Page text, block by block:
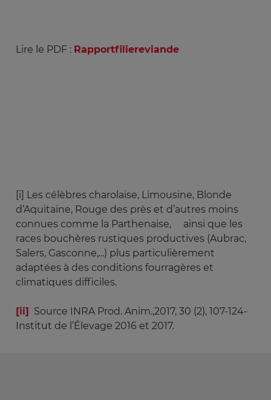
Lire le PDF : Rapportfiliereviande
[i] Les célèbres charolaise, Limousine, Blonde
d’Aquitaine, Rouge des près et d’autres moins
connues comme la Parthenaise, ainsi que les
races bouchères rustiques productives (Aubrac,
Salers, Gasconne,...) plus particulièrement
adaptées à des conditions fourragères et
climatiques difficiles.
[ii] Source INRA Prod. Anim.,2017, 30 (2), 107-124-
Institut de l’Élevage 2016 et 2017.